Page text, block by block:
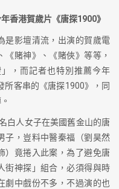
香港賀歲片《唐探1900》
是影壇清流，出演的賀歲電
《賭神》、《賭俠》等等，
，而記者也特別推薦今年
所客串的《唐探1900》，同
白人女子在美國舊金山的唐
子，豈料中醫秦福（劉昊然
）竟捲入此案，為了避免唐
街神探」組合，必須得與時
劇中戲份不多，不過演的也